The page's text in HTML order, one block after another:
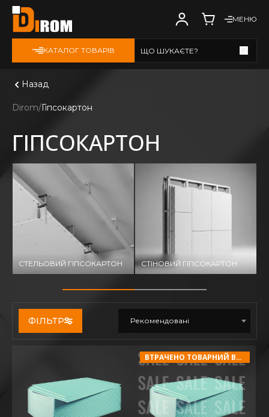
МЕНЮ
КАТАЛОГ ТОВАРІВ ЩО ШУКАЄТЕ?
Назад
Dirom Гіпсокартон
ГІПСОКАРТОН
СТЕЛЬОВИЙ ГІПСОКАРТОН СТІНОВИЙ ГІПСОКАРТОН
ФІЛЬТР Рекомендовані
ВТРАЧЕНО ТОВАРНИЙ ВИГЛЯД!